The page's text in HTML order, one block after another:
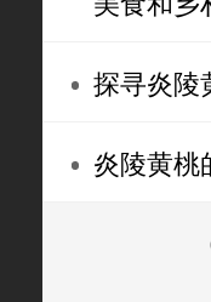
探寻炎陵
炎陵黄桃